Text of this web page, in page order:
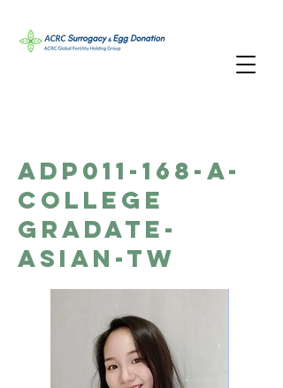
ADP011-168-A-
College
Gradate-
Asian-TW